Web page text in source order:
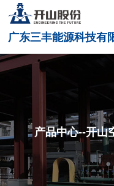
广东三丰能源科技有
产品中心--开山